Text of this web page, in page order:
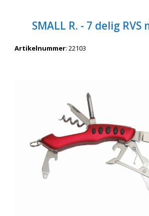
Wil je snel een advies? Bel nu
SMALL R. - 7 delig
Artikelnummer: 22103